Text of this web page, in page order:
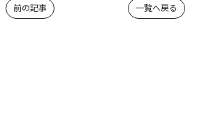
一覧へ戻る
前の記事